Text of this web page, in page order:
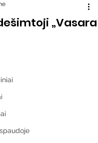
„Vasara